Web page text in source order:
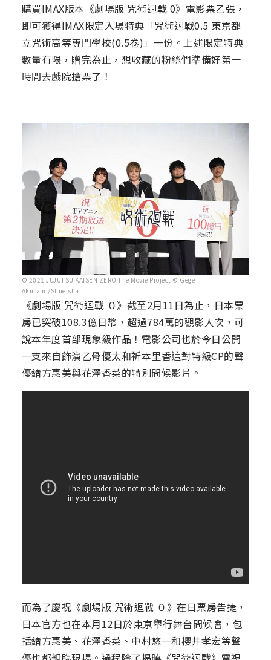
購買IMAX版本《劇場版 咒術迴戰 0》電影票乙張，
即可獲得IMAX限定入場特典「咒術迴戰0.5 東京都
立咒術高等專門學校(0.5卷)」一份。上述限定特典
數量有限，贈完為止，想收藏的粉絲們準備好第一
時間去戲院搶票了！
© 2021 JUJUTSU KAISEN ZERO The Movie Project © Gege
Akutami/Shueisha
《劇場版 咒術迴戰 ０》截至2月11日為止，日本票
房已突破108.3億日幣，超過784萬的觀影人次，可
說本年度首部現象級作品！電影公司也於今日公開
一支來自飾演乙骨優太和祈本里香這對特級CP的聲
優緒方惠美與花澤香菜的特別問候影片。
而為了慶祝《劇場版 咒術迴戰 ０》在日票房告捷，
日本官方也在本月12日於東京舉行舞台問候會，包
括緒方惠美、花澤香菜、中村悠一和櫻井孝宏等聲